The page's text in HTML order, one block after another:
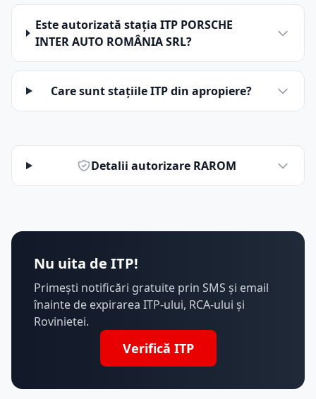
Este autorizată stația ITP PORSCHE
INTER AUTO ROMÂNIA SRL?
Care sunt stațiile ITP din apropiere?
Detalii autorizare RAROM
Nu uita de ITP!
Primești notificări gratuite prin SMS și email
înainte de expirarea ITP-ului, RCA-ului și
Rovinietei.
Verifică ITP